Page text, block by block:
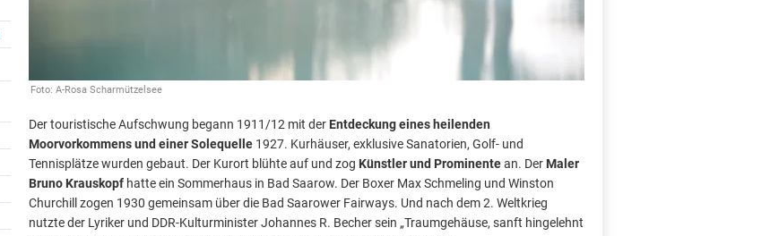
Foto: A-Rosa Scharmützelsee
Der touristische Aufschwung begann 1911/12 mit der Entdeckung eines heilenden
Moorvorkommens und einer Solequelle 1927. Kurhäuser, exklusive Sanatorien, Golf- und
Tennisplätze wurden gebaut. Der Kurort blühte auf und zog Künstler und Prominentean. Der Maler
Bruno Krauskopf hatte ein Sommerhaus in Bad Saarow. Der Boxer Max Schmeling und Winston
Churchill zogen 1930 gemeinsam über die Bad Saarower Fairways. Und nach dem 2. Weltkrieg
nutzte der Lyriker und DDR-Kulturminister Johannes R. Becher sein „Traumgehäuse, sanft hingelehnt